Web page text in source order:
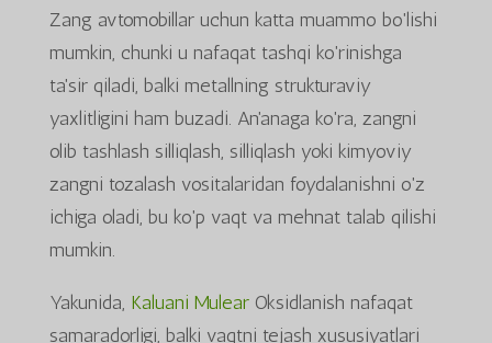
Zang avtomobillar uchun katta muammo bo'lishi
mumkin, chunki u nafaqat tashqi ko'rinishga
ta'sir qiladi, balki metallning strukturaviy
yaxlitligini ham buzadi. An'anaga ko'ra, zangni
olib tashlash silliqlash, silliqlash yoki kimyoviy
zangni tozalash vositalaridan foydalanishni o'z
ichiga oladi, bu ko'p vaqt va mehnat talab qilishi
mumkin.
Yakunida, Kaluani MulearOksidlanish nafaqat
samaradorligi, balki vaqtni tejash xususiyatlari